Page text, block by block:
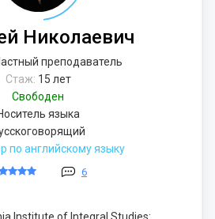
Николаевич
преподаватель
Стаж: 15 лет
Свободен
языка
по английскому языку
6